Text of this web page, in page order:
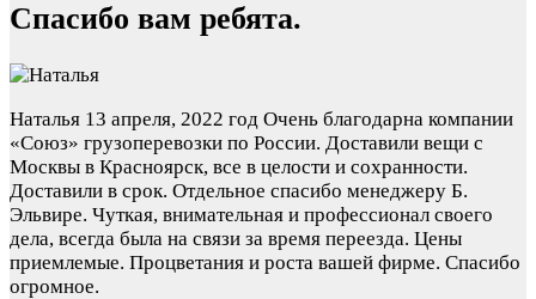
Спасибо вам ребята.
Наталья 13 апреля, 2022 год Очень благодарна компании
«Союз» грузоперевозки по России. Доставили вещи с
Москвы в Красноярск, все в целости и сохранности.
Доставили в срок. Отдельное спасибо менеджеру Б.
Эльвире. Чуткая, внимательная и профессионал своего
дела, всегда была на связи за время переезда. Цены
приемлемые. Процветания и роста вашей фирме. Спасибо
огромное.